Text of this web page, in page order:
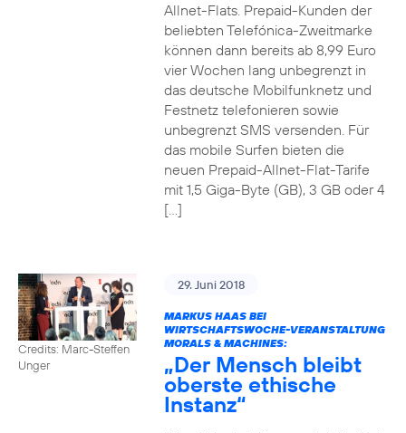
Allnet-Flats. Prepaid-Kunden der
beliebten Telefónica-Zweitmarke
können dann bereits ab 8,99 Euro
vier Wochen lang unbegrenzt in
das deutsche Mobilfunknetz und
Festnetz telefonieren sowie
unbegrenzt SMS versenden. Für
das mobile Surfen bieten die
neuen Prepaid-Allnet-Flat-Tarife
mit 1,5 Giga-Byte (GB), 3 GB oder 4
[…]
Credits: Marc-Steffen
Unger
29. Juni 2018
MARKUS HAAS BEI
WIRTSCHAFTSWOCHE-VERANSTALTUNG
MORALS & MACHINES:
„Der Mensch bleibt
oberste ethische
Instanz“